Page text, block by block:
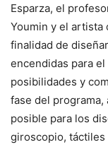
Esparza, el
Youmin y el artista
finalidad de
encendidas para
posibilidades y
fase del programa,
posible para los
giroscopio, táctiles